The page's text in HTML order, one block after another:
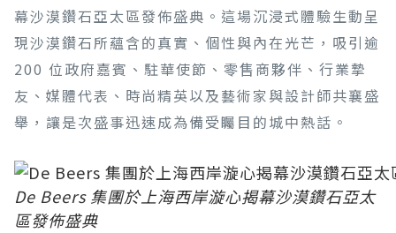
幕沙漠鑽石亞太區發佈盛典。這場沉浸式體驗生動呈
現沙漠鑽石所蘊含的真實、個性與內在光芒，吸引逾
200 位政府嘉賓、駐華使節、零售商夥伴、行業摯
友、媒體代表、時尚精英以及藝術家與設計師共襄盛
舉，讓是次盛事迅速成為備受矚目的城中熱話。
De Beers 集團於上海西岸漩心揭幕沙漠鑽石亞太
區發佈盛典